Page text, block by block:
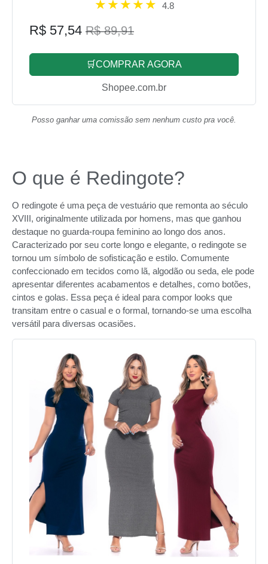
4.8
R$ 57,54 R$ 89,91
🛒COMPRAR AGORA
Shopee.com.br
Posso ganhar uma comissão sem nenhum custo pra você.
O que é Redingote?
O redingote é uma peça de vestuário que remonta ao século
XVIII, originalmente utilizada por homens, mas que ganhou
destaque no guarda-roupa feminino ao longo dos anos.
Caracterizado por seu corte longo e elegante, o redingote se
tornou um símbolo de sofisticação e estilo. Comumente
confeccionado em tecidos como lã, algodão ou seda, ele pode
apresentar diferentes acabamentos e detalhes, como botões,
cintos e golas. Essa peça é ideal para compor looks que
transitam entre o casual e o formal, tornando-se uma escolha
versátil para diversas ocasiões.